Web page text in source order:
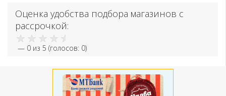
Оценка удобства подбора магазинов с
рассрочкой:
— 0 из 5 (голосов: 0)